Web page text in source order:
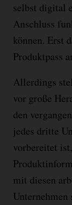
selbst digital
Anschluss
können. Erst
Produktpass
Allerdings
vor große
den
jedes dritte
vorbereitet
mit diesen